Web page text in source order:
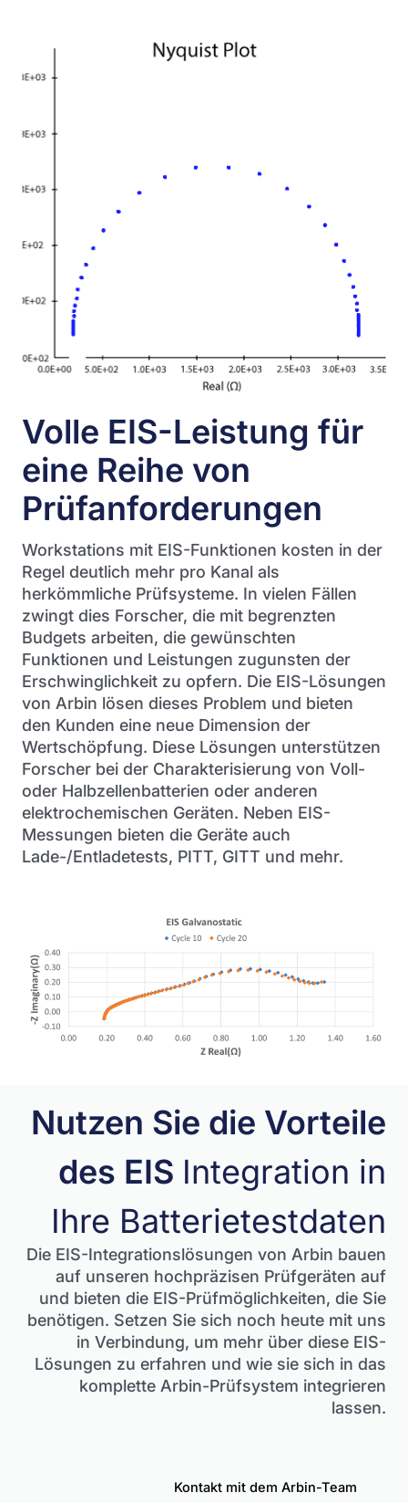
Volle EIS-Leistung für
eine Reihe von
Prüfanforderungen
Workstations mit EIS-Funktionen kosten in der
Regel deutlich mehr pro Kanal als
herkömmliche Prüfsysteme. In vielen Fällen
zwingt dies Forscher, die mit begrenzten
Budgets arbeiten, die gewünschten
Funktionen und Leistungen zugunsten der
Erschwinglichkeit zu opfern. Die EIS-Lösungen
von Arbin lösen dieses Problem und bieten
den Kunden eine neue Dimension der
Wertschöpfung. Diese Lösungen unterstützen
Forscher bei der Charakterisierung von Voll-
oder Halbzellenbatterien oder anderen
elektrochemischen Geräten. Neben EIS-
Messungen bieten die Geräte auch
Lade-/Entladetests, PITT, GITT und mehr.
Nutzen Sie die Vorteile
des EIS Integration in
Ihre Batterietestdaten
Die EIS-Integrationslösungen von Arbin bauen
auf unseren hochpräzisen Prüfgeräten auf
und bieten die EIS-Prüfmöglichkeiten, die Sie
benötigen. Setzen Sie sich noch heute mit uns
in Verbindung, um mehr über diese EIS-
Lösungen zu erfahren und wie sie sich in das
komplette Arbin-Prüfsystem integrieren
lassen.
Kontakt mit dem Arbin-Team